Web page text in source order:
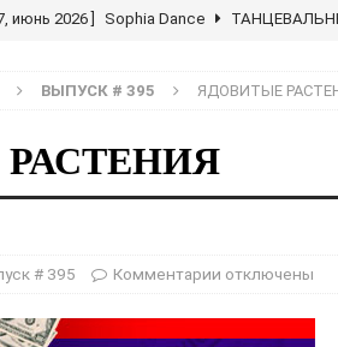
август 2025 ] Alliance Fencing Academy
июль 2017 ] Классы русского языка для
Школа русского языка при
САДЫ
ВЫПУСК # 395 ЯДОВИТЫЕ
# 395 Комментарии отключены